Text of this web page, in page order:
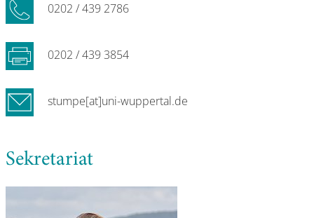
0202 / 439 2786
0202 / 439 3854
stumpe[at]uni-wuppertal.de
Sekretariat